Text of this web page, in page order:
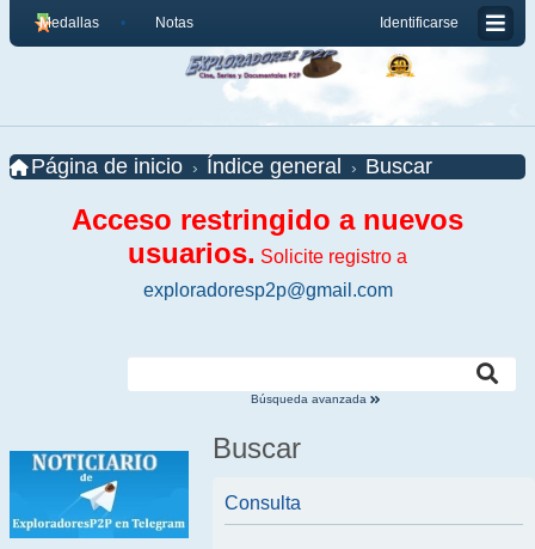
Identificarse
Medallas Notas
Página de inicio Índice general Buscar
Acceso restringido a nuevos
usuarios. Solicite registro a
exploradoresp2p@gmail.com
Búsqueda avanzada
Buscar
Consulta